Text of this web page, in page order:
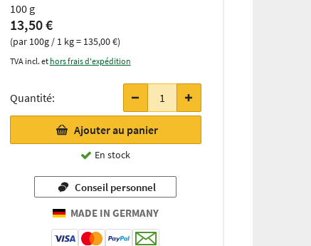
100 g
13,50 €
(par 100g / 1 kg = 135,00 €)
12,00 €
(par 100g /
1 kg =
TVA incl. et hors frais d'expédition
Quantité:
Ajouter au panier
En stock
Conseil personnel